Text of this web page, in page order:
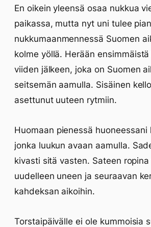
En oikein yleensä osaa nukkua
paikassa, mutta nyt uni tulee
nukkumaanmennessä Suomen
kolme yöllä. Herään
viiden jälkeen, joka on Suomen
seitsemän aamulla. Sisäinen
asettunut uuteen rytmiin.
Huomaan pienessä huoneessani
jonka luukun avaan aamulla.
kivasti sitä vasten. Sateen
uudelleen uneen ja seuraavan
kahdeksan aikoihin.
Torstaipäivälle ei ole kummoisia